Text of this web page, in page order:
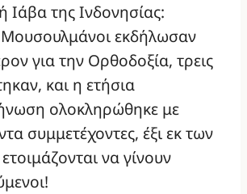
Ιάβα της Ινδονησίας:
Μουσουλμάνοι εκδήλωσαν
για την Ορθοδοξία, τρεις
και η ετήσια
ολοκληρώθηκε με
συμμετέχοντες, έξι εκ των
να γίνουν